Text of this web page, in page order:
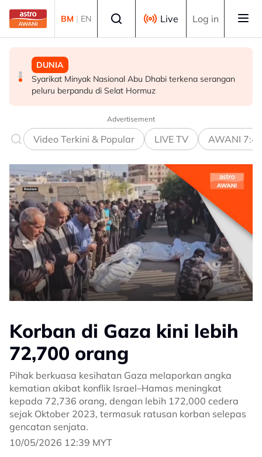
Skip to main content
BM | EN Live Log in
SUKAN
Gol Pavithran bawa Harimau Malaya ke separuh akhir
Piala ASEAN
SUKAN
Aliff Rakib hadiah rumah RM1 juta kepada ibu bapa
DUNIA
Syarikat Minyak Nasional Abu Dhabi terkena serangan
peluru berpandu di Selat Hormuz
Advertisement
Video Terkini & Popular LIVE TV AWANI
Korban di Gaza kini lebih
72,700 orang
Pihak berkuasa kesihatan Gaza melaporkan angka
kematian akibat konflik Israel–Hamas meningkat
kepada 72,736 orang, dengan lebih 172,000 cedera
sejak Oktober 2023, termasuk ratusan korban selepas
gencatan senjata.
10/05/2026 12:39 MYT